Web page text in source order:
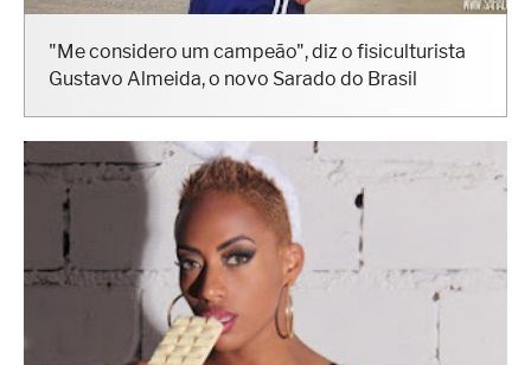
"Me considero um campeão", diz o fisiculturista
Gustavo Almeida, o novo Sarado do Brasil